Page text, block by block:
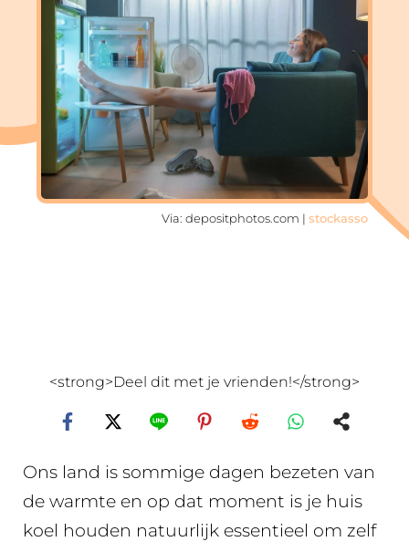
Via: depositphotos.com | stockasso
<strong>Deel dit met je vrienden!</strong>
Ons land is sommige dagen bezeten van
de warmte en op dat moment is je huis
koel houden natuurlijk essentieel om zelf